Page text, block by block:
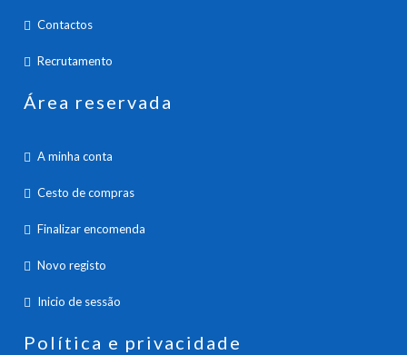
Contactos
Recrutamento
Área reservada
A minha conta
Cesto de compras
Finalizar encomenda
Novo registo
Inicio de sessão
Política e privacidade